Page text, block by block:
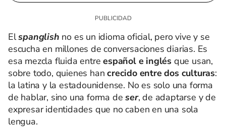
Elspanglish no es un idioma oficial, pero vive y se
escucha en millones de conversaciones diarias. Es
esa mezcla fluida entreespañol e inglés que usan,
sobre todo, quienes hancrecido entre dos culturas:
la latina y la estadounidense. No es solo una forma
de hablar, sino una forma deser, de adaptarse y de
expresar identidades que no caben en una sola
lengua.